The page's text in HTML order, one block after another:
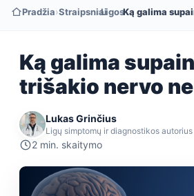
Pradžia›Straipsniai
›Ligos
›
Ką galima
trišakio nervo
Lukas Grinčius
Ligų simptomų ir diagnostikos autorius
2 min. skaitymo